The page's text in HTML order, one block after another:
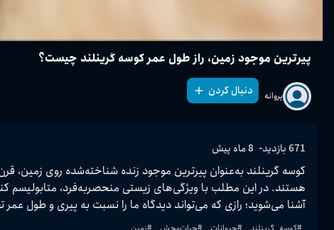
پیرترین موجود زمین، راز طول عمر کوسه گرینلند چیست؟
پروانه دنبال کردن
671بازدید- 8 ماه پیش
آشنا می‌شوید؛ رازی که می‌تواند دیدگاه ما را نسبت به پیری و طول عمر تغییر دهد.